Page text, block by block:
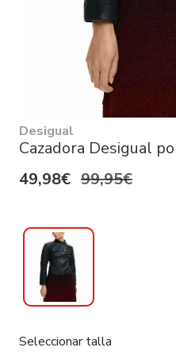
Desigual
Cazadora Desigual
49,98€ 99,95€
Seleccionar talla